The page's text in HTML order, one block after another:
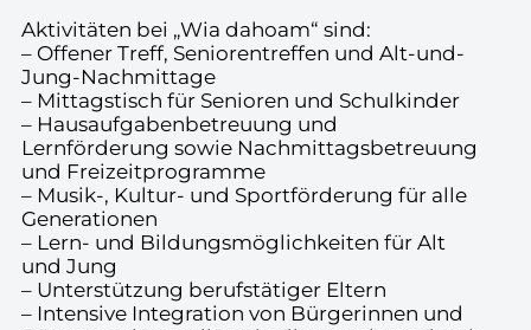
Aktivitäten bei „Wia dahoam“ sind:
– Offener Treff, Seniorentreffen und Alt-und-
Jung-Nachmittage
– Mittagstisch für Senioren und Schulkinder
– Hausaufgabenbetreuung und
Lernförderung sowie Nachmittagsbetreuung
und Freizeitprogramme
– Musik-, Kultur- und Sportförderung für alle
Generationen
– Lern- und Bildungsmöglichkeiten für Alt
und Jung
– Unterstützung berufstätiger Eltern
– Intensive Integration von Bürgerinnen und